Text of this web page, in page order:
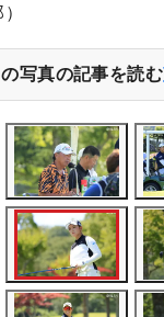
写真の記事を読む